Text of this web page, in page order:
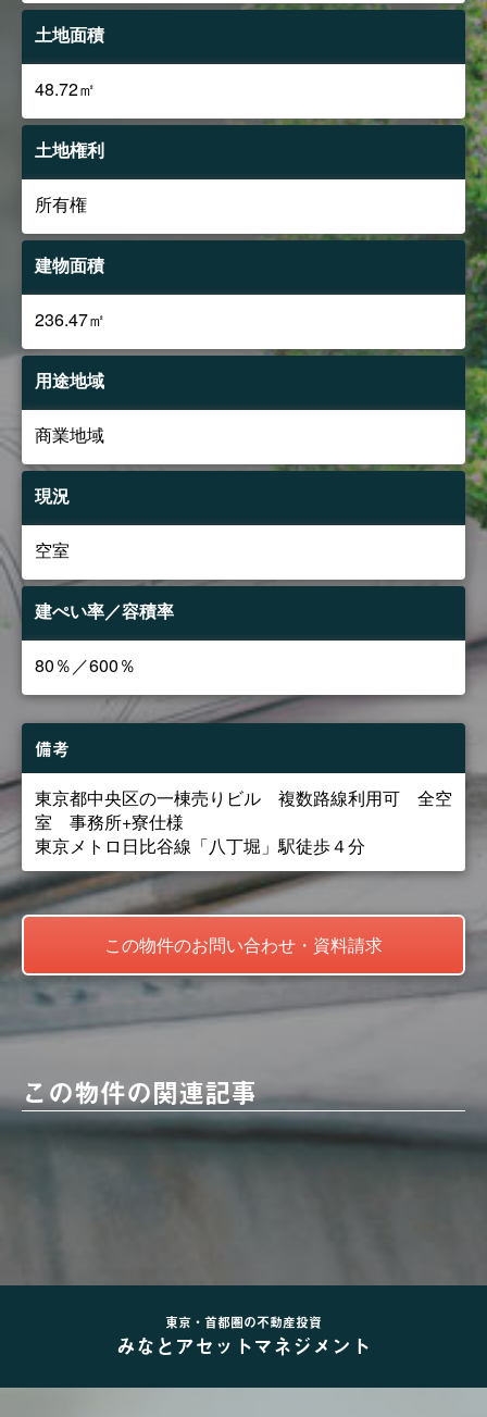
土地面積
48.72㎡
土地権利
所有権
建物面積
236.47㎡
用途地域
商業地域
現況
空室
建ぺい率／容積率
80％／600％
備考
東京都中央区の一棟売りビル 複数路線利用可 全空
室 事務所+寮仕様
東京メトロ日比谷線「八丁堀」駅徒歩４分
この物件の関連記事
東京・首都圏の不動産投資
みなとアセットマネジメント